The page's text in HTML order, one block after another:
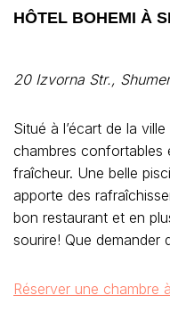
HÔTEL BOHEMI À
20 Izvorna Str.,
Situé à l’écart de la
chambres confortables
fraîcheur. Une belle
apporte des
bon restaurant et en
sourire! Que demander
Réserver une chambre